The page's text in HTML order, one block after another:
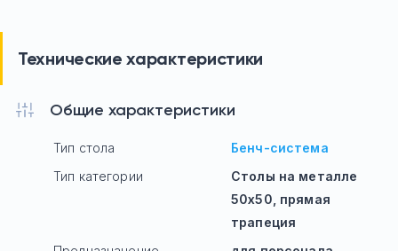
Технические характеристики
Общие характеристики
Тип стола
Бенч-система
Тип категории
Столы на металле
50х50, прямая
трапеция